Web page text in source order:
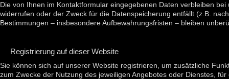
Die von Ihnen im Kontaktformular eingegebenen Daten verbleiben
widerrufen oder der Zweck für die Datenspeicherung entfällt (z.B.
Bestimmungen – insbesondere Aufbewahrungsfristen – bleiben
Registrierung auf dieser Website
Sie können sich auf unserer Website registrieren, um zusätzliche
zum Zwecke der Nutzung des jeweiligen Angebotes oder Dienstes,